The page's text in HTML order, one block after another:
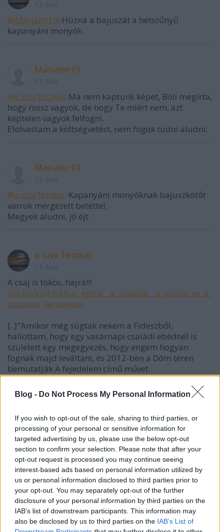
Blog - Do Not Process My Personal Information
If you wish to opt-out of the sale, sharing to third parties, or
processing of your personal or sensitive information for
targeted advertising by us, please use the below opt-out
section to confirm your selection. Please note that after your
opt-out request is processed you may continue seeing
interest-based ads based on personal information utilized by
us or personal information disclosed to third parties prior to
your opt-out. You may separately opt-out of the further
disclosure of your personal information by third parties on the
IAB’s list of downstream participants. This information may
also be disclosed by us to third parties on the IAB’s List of
@Mariann19: Húzná a bajuszát a hétszűnyű
kapanyáni monyók.
Mariann19
@a szív fészkei: Ma nem kaptunk képet, Boli megírta,
hogy rossz vagyok, de hogy Te miért nem, azt
képtelen vagyok felfogni.
Elolvastam a költségvetést, nem fogok tudni aludni.
Mariann19
@a szív fészkei: Kapanyáni monyóknak bajuszkötőt
varrok mérgezett betéttel.
Megyek aludni, jó éjt.
a szív fészkei
A csaj is tökös, hajrá!!!
nol.hu/kult/batyai_edina__a_puspok__a_jobbik_es_a_
diszallat-kereskedo
[..]"Amikor még súgtak nekem a Fideszből,
hallottam, hogy egy vasárnapi családi ebédnél is
született egy megegyezés, hogy engem hogyan
fognak majd leváltani, és 2012-ben a Dóm téren
bemutatják A fejedelem című művet.
– Azt a musicalt, amelyet Kelemen Csaba bemutatott
Egerben, de nem keltek el rá a jegyek?
– Pontosan. A mozaikokat szépen össze lehet rakni.
Ki kinek a volt párttársa, haverja, keresztapja.
– De 2012-ben eddig ön volt az igazgató, és szóba
sem került A fejedelem bemutatása.
Bátyai Edina: "Ezeknek a képviselőknek fogalmuk
sincs, hogy amit elértünk, az nem magától lett,
hanem nagyon kemény munka van mögötte."
Fotó - Délmagyarország/Karnok Csaba – Hát ez az.